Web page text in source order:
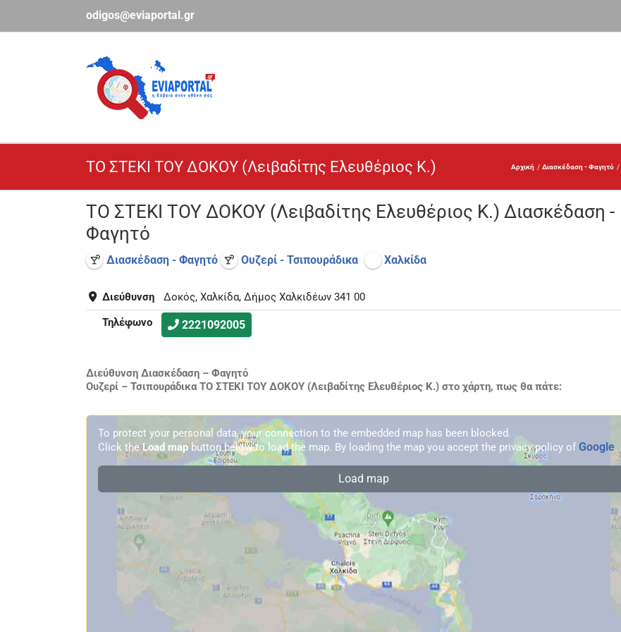
περιεχόμενο
odigos@eviaportal.gr
ΤΟ ΣΤΕΚΙ ΤΟΥ ΔΟΚΟΥ (Λειβαδίτης Ελευθέριος Κ.) Αρχική Διασκέδαση - Φαγητό
ΤΟ ΣΤΕΚΙ ΤΟΥ ΔΟΚΟΥ (Λειβαδίτης Ελευθέριος Κ.) Διασκέδαση -
Φαγητό
Διασκέδαση - Φαγητό Ουζερί - Τσιπουράδικα Χαλκίδα
Διεύθυνση
Δοκός, Χαλκίδα, Δήμος Χαλκιδέων 341 00
Τηλέφωνο
2221092005
Διεύθυνση Διασκέδαση – Φαγητό
Ουζερί – Τσιπουράδικα ΤΟ ΣΤΕΚΙ ΤΟΥ ΔΟΚΟΥ (Λειβαδίτης Ελευθέριος Κ.) στο χάρτη, πως θα πάτε:
To protect your personal data, your connection to the embedded map has been blocked.
Click the Load mapbutton below to load the map. By loading the map you accept the privacy policy of Google.
Load map